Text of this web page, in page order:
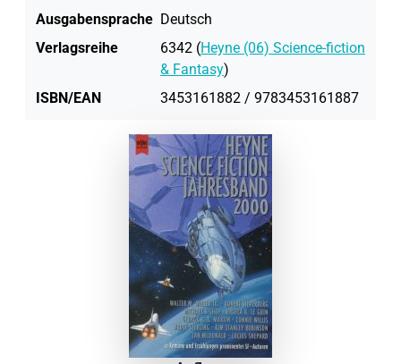
Ausgabensprache Deutsch
Verlagsreihe
6342 (Heyne (06) Science-fiction
& Fantasy)
ISBN/EAN
3453161882 / 9783453161887